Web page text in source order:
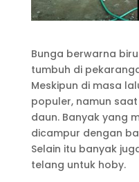
Bunga berwarna
tumbuh di
Meskipun di masa
populer, namun
daun. Banyak yang
dicampur dengan
Selain itu banyak
telang untuk hoby.